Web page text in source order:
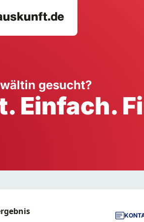
Handwerk
Dienstleistung
gesucht?
Einfach.